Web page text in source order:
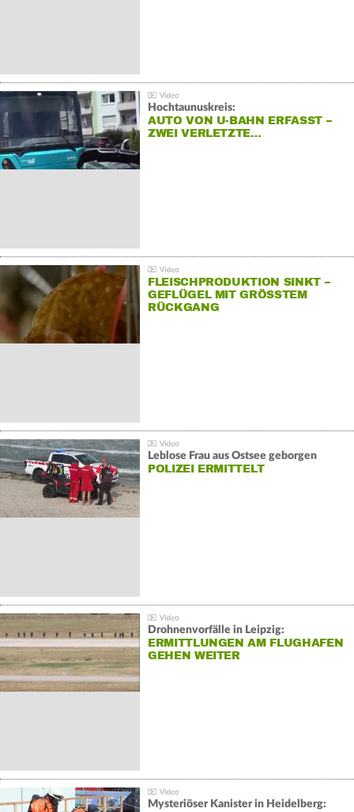
Hochtaunuskreis:
AUTO VON U-BAHN ERFASST –
ZWEI VERLETZTE…
FLEISCHPRODUKTION SINKT –
GEFLÜGEL MIT GRÖSSTEM R
ÜCKGANG
Leblose Frau aus Ostsee geborgen
POLIZEI ERMITTELT
Drohnenvorfälle in Leipzig:
ERMITTLUNGEN AM FLUGHAFEN
GEHEN WEITER
Mysteriöser Kanister in Heidelberg: